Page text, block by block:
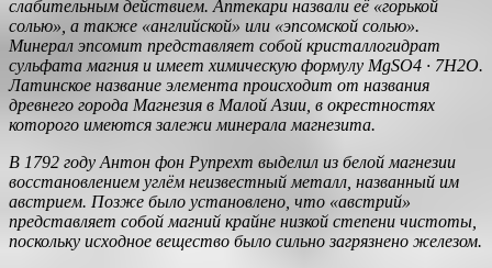
слабительным действием. Аптекари назвали её «горькой
солью», а также «английской» или «эпсомской солью».
Минерал эпсомит представляет собой кристаллогидрат
сульфата магния и имеет химическую формулу MgSO4 · 7H2O.
Латинское название элемента происходит от названия
древнего города Магнезия в Малой Азии, в окрестностях
которого имеются залежи минерала магнезита.
В 1792 году Антон фон Рупрехт выделил из белой магнезии
восстановлением углём неизвестный металл, названный им
австрием. Позже было установлено, что «австрий»
представляет собой магний крайне низкой степени чистоты,
поскольку исходное вещество было сильно загрязнено железом.